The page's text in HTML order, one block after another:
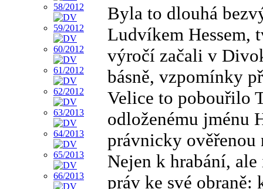
Byla to dlouhá
Ludvíkem Hessem,
výročí začali v
básně, vzpomínky
Velice to pobouřilo
odloženému jménu
právnicky ověřenou
Nejen k hrabání,
práv ke své obraně: